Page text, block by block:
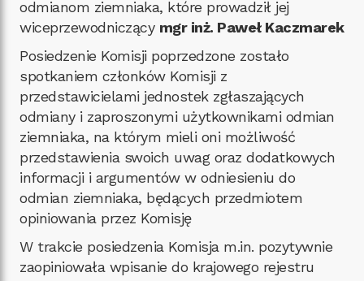
odmianom ziemniaka, które prowadził jej
wiceprzewodniczący mgr inż. Paweł Kaczmarek
Posiedzenie Komisji poprzedzone zostało
spotkaniem członków Komisji z
przedstawicielami jednostek zgłaszających
odmiany i zaproszonymi użytkownikami odmian
ziemniaka, na którym mieli oni możliwość
przedstawienia swoich uwag oraz dodatkowych
informacji i argumentów w odniesieniu do
odmian ziemniaka, będących przedmiotem
opiniowania przez Komisję
W trakcie posiedzenia Komisja m.in. pozytywnie
zaopiniowała wpisanie do krajowego rejestru